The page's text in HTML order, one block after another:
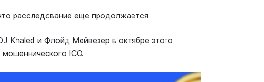
расследование еще продолжается.
Khaled и Флойд Мейвезер в октябре этого
ICO.